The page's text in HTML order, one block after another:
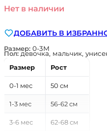
Нет в наличии
ДОБАВИТЬ В
Размер: 0-3М
Пол:девочка, мальчик,
Размер
Рост
0-1 мес 50 см
1-3 мес 56-62 см
3-6 мес 62-68 см